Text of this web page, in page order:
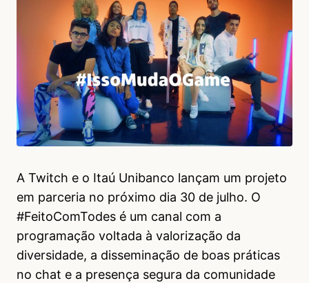
A Twitch e o Itaú Unibanco lançam um projeto
em parceria no próximo dia 30 de julho. O
#FeitoComTodes é um canal com a
programação voltada à valorização da
diversidade, a disseminação de boas práticas
no chat e a presença segura da comunidade